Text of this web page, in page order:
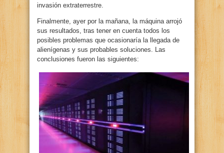
invasión extraterrestre.
Finalmente, ayer por la mañana, la máquina arrojó
sus resultados, tras tener en cuenta todos los
posibles problemas que ocasionaría la llegada de
alienígenas y sus probables soluciones. Las
conclusiones fueron las siguientes: